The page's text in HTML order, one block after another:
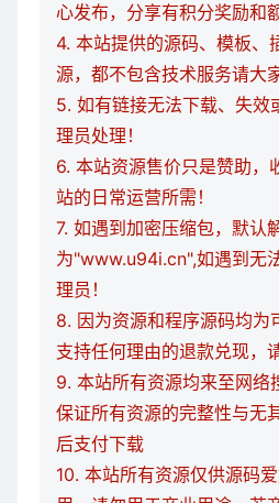
心发布，分享有积分奖励和
4. 本站提供的源码、模板、
源，都不包含技术服务请大
5. 如有链接无法下载、失效
理员处理！
6. 本站资源售价只是赞助，
站的日常运营所需！
7. 如遇到加密压缩包，默认
为"www.u94i.cn",如遇到无
理员！
8. 因为资源和程序源码均为
支持任何理由的退款兑现，
9. 本站所有资源均来至网络
保证所有资源的完整性与无
后支付下载
10. 本站所有资源仅供源码